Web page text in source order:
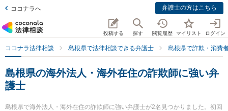
ココナラへ 弁護士の方はこちら
投稿する 探す 閲覧履歴 マイリスト ログイン
ココナラ法律相談 島根県で法律相談できる弁護士 島根県で詐欺・消費
島根県の海外法人・海外在住の詐欺師に強い弁
護士
島根県で海外法人・海外在住の詐欺師に強い弁護士が2名見つかりました。初回